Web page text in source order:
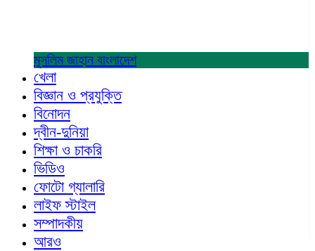
মুসলিম জাহান বাংলাদেশ
খেলা
বিজ্ঞান ও প্রযুক্তি
বিনোদন
দ্বীন-দুনিয়া
শিক্ষা ও চাকরি
ভিডিও
ফোটো গ্যালারি
লাইফ স্টাইল
সম্পাদকীয়
আরও